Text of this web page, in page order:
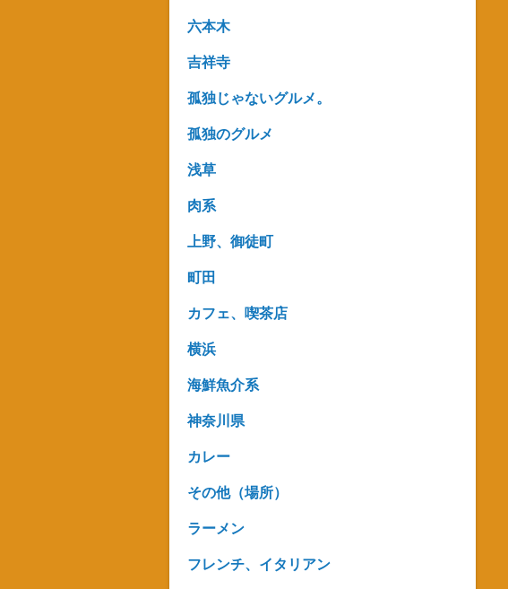
六本木
吉祥寺
孤独じゃないグルメ。
孤独のグルメ
浅草
肉系
上野、御徒町
町田
カフェ、喫茶店
横浜
海鮮魚介系
神奈川県
カレー
その他（場所）
ラーメン
フレンチ、イタリアン